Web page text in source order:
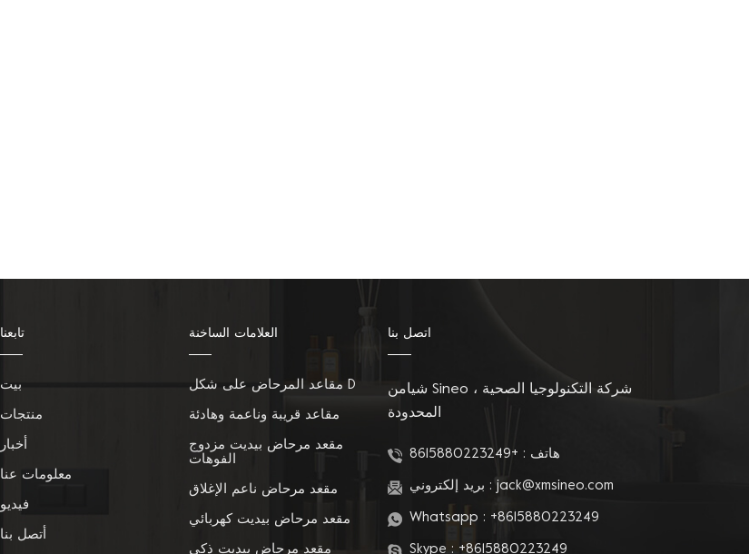
تابعنا
بيت
منتجات
أخبار
معلومات عنا
فيديو
أتصل بنا
العلامات الساخنة
مقاعد المرحاض على شكل D
مقاعد قريبة وناعمة وهادئة
مقعد مرحاض بيديت مزدوج
الفوهات
مقعد مرحاض ناعم الإغلاق
مقعد مرحاض بيديت كهربائي
مقعد مرحاض بيديت ذكي
اتصل بنا
شيامن Sineo شركة التكنولوجيا الصحية ،
المحدودة
هاتف : +8615880223249
بريد إلكتروني :jack@xmsineo.com
Whatsapp : +8615880223249
Skype : +8615880223249